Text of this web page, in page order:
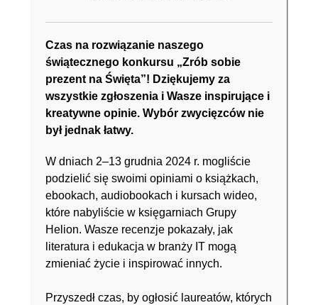
Czas na rozwiązanie naszego
świątecznego konkursu „Zrób sobie
prezent na Święta”! Dziękujemy za
wszystkie zgłoszenia i Wasze inspirujące i
kreatywne opinie. Wybór zwycięzców nie
był jednak łatwy.
W dniach 2–13 grudnia 2024 r. mogliście
podzielić się swoimi opiniami o książkach,
ebookach, audiobookach i kursach wideo,
które nabyliście w księgarniach Grupy
Helion. Wasze recenzje pokazały, jak
literatura i edukacja w branży IT mogą
zmieniać życie i inspirować innych.
Przyszedł czas, by ogłosić laureatów, których